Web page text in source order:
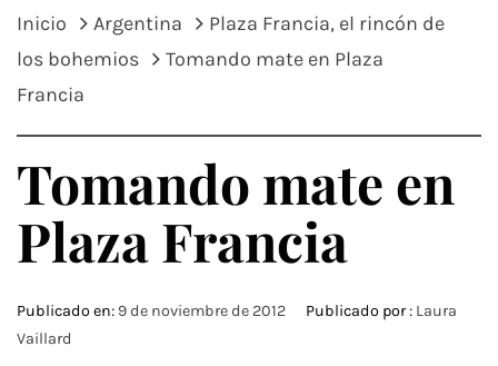
Inicio Argentina
Plaza Francia, el rincón de
los bohemios
Tomando mate en Plaza
Francia
Tomando mate en
Plaza Francia
Publicado en: 9 de noviembre de 2012 Publicado por : Laura
Vaillard